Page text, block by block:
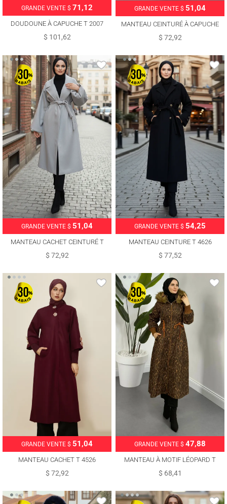
GRANDE VENTE $ 71,12
DOUDOUNE À CAPUCHE T 2007
$ 101,62
GRANDE VENTE $ 51,04
MANTEAU CEINTURÉ À CAPUCHE
T 4326
$ 72,92
GRANDE VENTE $ 51,04
MANTEAU CACHET CEINTURÉ T
$ 72,92
GRANDE VENTE $ 54,25
MANTEAU CEINTURE T 4626
$ 77,52
GRANDE VENTE $ 51,04
MANTEAU CACHET T 4526
$ 72,92
GRANDE VENTE $ 47,88
MANTEAU À MOTIF LÉOPARD T
5626
$ 68,41